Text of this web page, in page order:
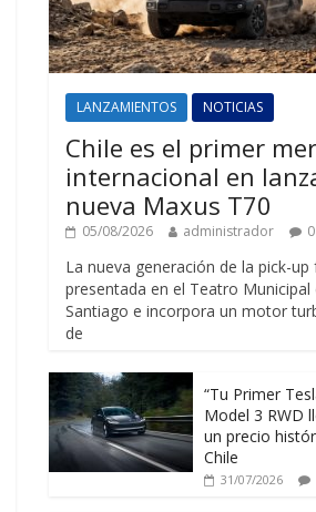
LANZAMIENTOS NOTICIAS
Chile es el primer
internacional en
nueva Maxus T70
05/08/2026 administrador 0
La nueva generación de la pick-up
presentada en el Teatro Municipal
Santiago e incorpora un motor
de
“Tu Primer
Model 3 RWD
un precio
Chile
31/07/2026